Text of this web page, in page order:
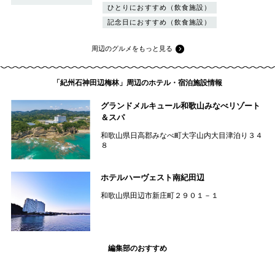
ひとりにおすすめ（飲食施設）
記念日におすすめ（飲食施設）
周辺のグルメをもっと見る
「紀州石神田辺梅林」周辺のホテル・宿泊施設情報
グランドメルキュール和歌山みなべリゾート
＆スパ
和歌山県日高郡みなべ町大字山内大目津泊り３４
８
ホテルハーヴェスト南紀田辺
和歌山県田辺市新庄町２９０１－１
編集部のおすすめ